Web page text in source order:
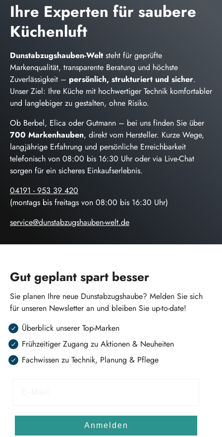
Ihre Experten für saubere
Küchenluft
Dunstabzugshauben-Welt steht für geprüfte
Markenqualität, transparente Beratung und höchste
Zuverlässigkeit – persönlich, strukturiert und sicher.
Unser Ziel: Ihre Küche mit hochwertiger Technik komfortabler
und langlebiger zu gestalten, ohne Risiko.
Ob Berbel, Elica oder Gutmann – bei uns finden Sie über
700 Markenhauben, direkt vom Hersteller. Kurze Wege,
langjährige Erfahrung und persönliche Erreichbarkeit
telefonisch von 08:00 bis 16:30 Uhr oder via Live-Chat
sorgen für ein sicheres Einkaufserlebnis.
04191 - 953 39 420
(montags bis freitags von 08:00 bis 16:30 Uhr)
service@dunstabzugshauben-welt.de
Gut geplant spart besser
Sie planen Ihre neue Dunstabzugshaube? Melden Sie sich
für unseren Newsletter an und bleiben Sie up-to-date!
Überblick unserer Top-Marken
Frühzeitiger Zugang zu Aktionen & Neuheiten
Fachwissen zu Technik, Planung & Pflege
Anmelden